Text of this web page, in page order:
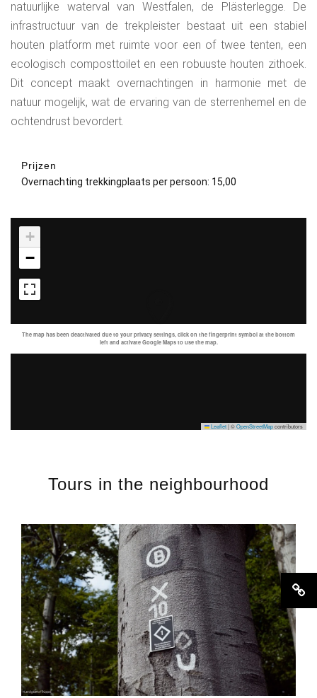
natuurlijke waterval van Westfalen, de Plästerlegge. De
infrastructuur van de trekpleister bestaat uit een stabiel
houten platform met ruimte voor een of twee tenten, een
ecologisch composttoilet en een robuuste houten zithoek.
Dit concept maakt overnachtingen in harmonie met de
natuur mogelijk, wat de ervaring van de sterrenhemel en de
ochtendrust bevordert.
Prijzen
Overnachting trekkingplaats per persoon: 15,00
The map has been deactivated due to your privacy settings, click on the fingerprint symbol at the bottom
left and activate Google Maps to use the map.
+
−
Leaflet|©OpenStreetMapcontributors
Tours in the neighbourhood